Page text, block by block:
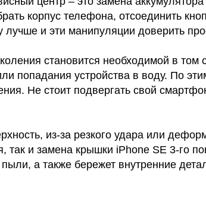
корпус телефона, отсоединить
и эти манипуляции доверить
становится необходимой в
попадания устройства в воду. По
Не стоит подвергать свой
из-за резкого удара или
так и замена крышки iPhone SE 3-го
а также бережет внутренние